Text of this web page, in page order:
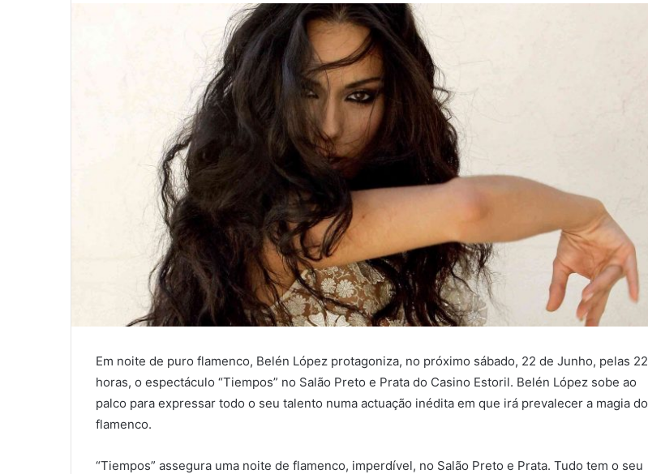
Em noite de puro flamenco, Belén López protagoniza, no próximo sábado, 22 de Junho, pelas 22
horas, o espectáculo “Tiempos” no Salão Preto e Prata do Casino Estoril. Belén López sobe ao
palco para expressar todo o seu talento numa actuação inédita em que irá prevalecer a magia do
flamenco.
“Tiempos” assegura uma noite de flamenco, imperdível, no Salão Preto e Prata. Tudo tem o seu